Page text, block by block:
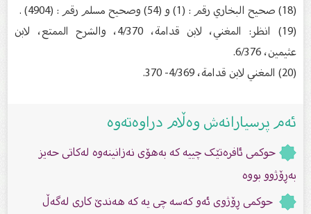
(19) انظر: المغني، لابن قدامة، 4/370، والشرح الممتع، لابن
عثيمين، 6/376.
ئەم پرسیارانەش وەڵام دراوەتەوە
حوکمی ئافرەتێک چییە کە بەهۆی نەزانینەوە لەکاتی حەیز
بەڕۆژوو بووە
حوکمی ڕۆژوی ئەو کەسە چی یە کە هەندێ کارى لەگەڵ